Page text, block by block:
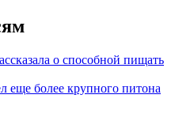
о способной пищать
еще более крупного питона